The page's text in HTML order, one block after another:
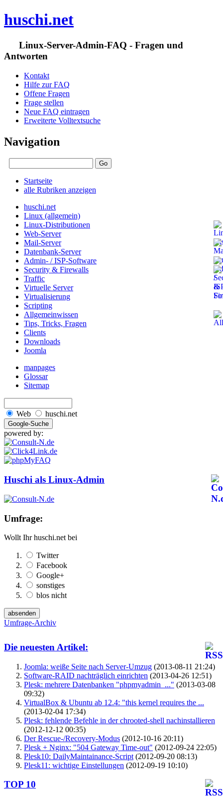
huschi.net
Linux-Server-Admin-FAQ - Fragen und
Antworten
Kontakt
Hilfe zur FAQ
Offene Fragen
Frage stellen
Neue FAQ eintragen
Erweiterte Volltextsuche
Navigation
Startseite
alle Rubriken anzeigen
huschi.net
Linux (allgemein)
Linux-Distributionen
Web-Server
Mail-Server
Datenbank-Server
Admin- / ISP-Software
Security & Firewalls
Traffic
Virtuelle Server
Virtualisierung
Scripting
Allgemeinwissen
Tips, Tricks, Fragen
Clients
Downloads
Joomla
manpages
Glossar
Sitemap
Web huschi.net
powered by:
Huschi als Linux-Admin
Umfrage:
Wollt Ihr huschi.net bei
Twitter
Facebook
Google+
sonstiges
blos nicht
Umfrage-Archiv
Die neuesten Artikel:
Joomla: weiße Seite nach Server-Umzug (2013-08-11 21:24)
Software-RAID nachträglich einrichten (2013-04-26 12:51)
Plesk: mehrere Datenbanken "phpmyadmin_..." (2013-03-08
09:32)
VirtualBox & Ubuntu ab 12.4: "this kernel requires the ...
(2013-02-04 17:34)
Plesk: fehlende Befehle in der chrooted-shell nachinstallieren
(2012-12-12 00:35)
Der Rescue-/Recovery-Modus (2012-10-16 20:11)
Plesk + Nginx: "504 Gateway Time-out" (2012-09-24 22:05)
Plesk10: DailyMaintainance-Script (2012-09-20 08:13)
Plesk11: wichtige Einstellungen (2012-09-19 10:10)
TOP 10